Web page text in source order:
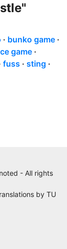
bunko game
game
fuss
sting
- All rights
by TU